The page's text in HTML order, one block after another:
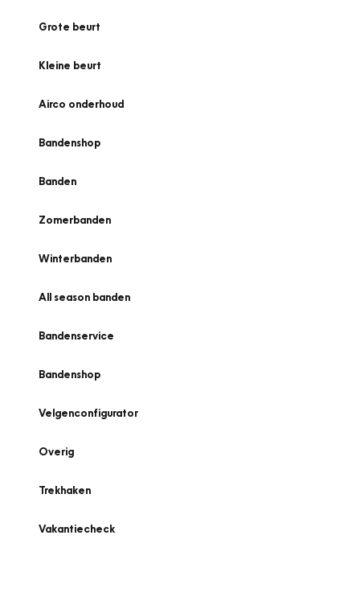
Grote beurt
Kleine beurt
Airco onderhoud
Bandenshop
Banden
Zomerbanden
Winterbanden
All season banden
Bandenservice
Bandenshop
Velgenconfigurator
Overig
Trekhaken
Vakantiecheck